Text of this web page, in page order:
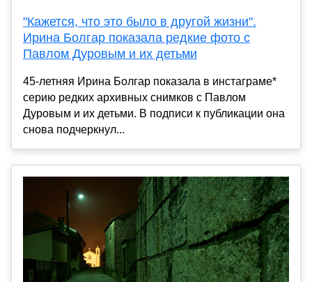
"Кажется, что это было в другой жизни".
Ирина Болгар показала редкие фото с
Павлом Дуровым и их детьми
45-летняя Ирина Болгар показала в инстаграме*
серию редких архивных снимков с Павлом
Дуровым и их детьми. В подписи к публикации она
снова подчеркнул...